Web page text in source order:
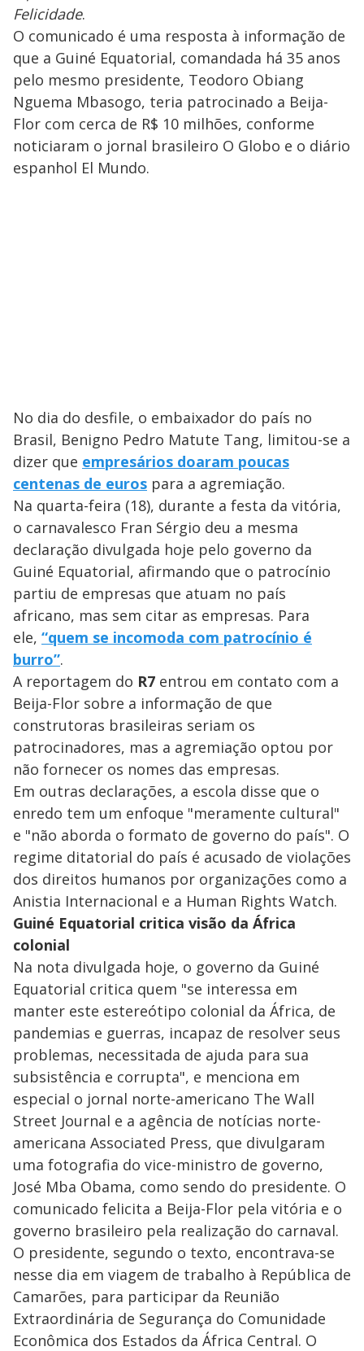
Felicidade.
O comunicado é uma resposta à informação de
que a Guiné Equatorial, comandada há 35 anos
pelo mesmo presidente, Teodoro Obiang
Nguema Mbasogo, teria patrocinado a Beija-
Flor com cerca de R$ 10 milhões, conforme
noticiaram o jornal brasileiro O Globo e o diário
espanhol El Mundo.
No dia do desfile, o embaixador do país no
Brasil, Benigno Pedro Matute Tang, limitou-se a
dizer que empresários doaram poucas
centenas de euros para a agremiação.
Na quarta-feira (18), durante a festa da vitória,
o carnavalesco Fran Sérgio deu a mesma
declaração divulgada hoje pelo governo da
Guiné Equatorial, afirmando que o patrocínio
partiu de empresas que atuam no país
africano, mas sem citar as empresas. Para
ele, “quem se incomoda com patrocínio é
burro”.
A reportagem do R7 entrou em contato com a
Beija-Flor sobre a informação de que
construtoras brasileiras seriam os
patrocinadores, mas a agremiação optou por
não fornecer os nomes das empresas.
Em outras declarações, a escola disse que o
enredo tem um enfoque "meramente cultural"
e "não aborda o formato de governo do país". O
regime ditatorial do país é acusado de violações
dos direitos humanos por organizações como a
Anistia Internacional e a Human Rights Watch.
Guiné Equatorial critica visão da África
colonial
Na nota divulgada hoje, o governo da Guiné
Equatorial critica quem "se interessa em
manter este estereótipo colonial da África, de
pandemias e guerras, incapaz de resolver seus
problemas, necessitada de ajuda para sua
subsistência e corrupta", e menciona em
especial o jornal norte-americano The Wall
Street Journal e a agência de notícias norte-
americana Associated Press, que divulgaram
uma fotografia do vice-ministro de governo,
José Mba Obama, como sendo do presidente. O
comunicado felicita a Beija-Flor pela vitória e o
governo brasileiro pela realização do carnaval.
O presidente, segundo o texto, encontrava-se
nesse dia em viagem de trabalho à República de
Camarões, para participar da Reunião
Extraordinária de Segurança do Comunidade
Econômica dos Estados da África Central. O